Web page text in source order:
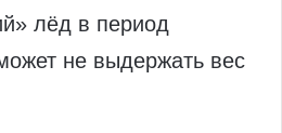
лёд в период
не выдержать вес